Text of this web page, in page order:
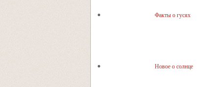
Факты о гусях
Новое о солнце